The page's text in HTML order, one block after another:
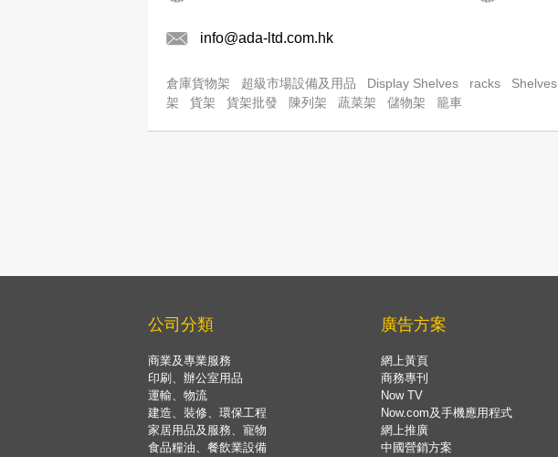
info@ada-ltd.com.hk
倉庫貨物架 超級市場設備及用品 Display Shelves racks Shelves
架
貨架 貨架批發 陳列架 蔬菜架 儲物架 籠車
公司分類
商業及專業服務
印刷、辦公室用品
運輸、物流
建造、裝修、環保工程
家居用品及服務、寵物
食品糧油、餐飲業設備
廣告方案
網上黃頁
商務專刊
Now TV
Now.com及手機應用程式
網上推廣
中國營銷方案